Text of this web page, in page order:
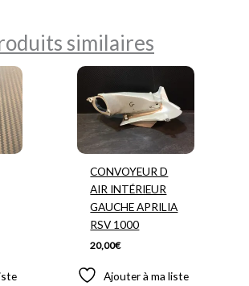
similaires
CONVOYEUR D
AIR INTÉRIEUR
GAUCHE APRILIA
RSV 1000
20,00€
Ajouter à ma liste